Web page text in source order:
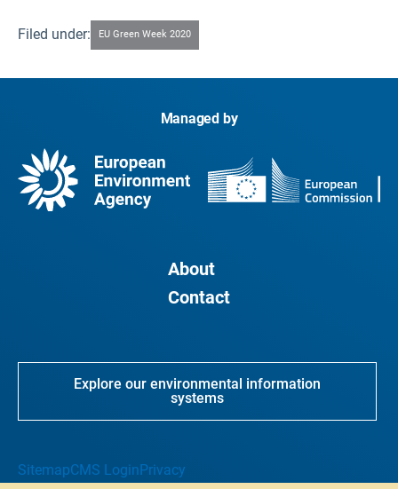
Filed under: EU Green Week 2020
Managed by
About
Contact
Explore our environmental information
systems
SitemapCMS Login Privacy